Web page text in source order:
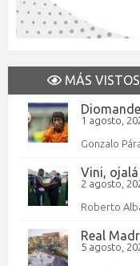
MÁS VISTOS
1 agosto,
Gonzalo
Vini,
2 agosto,
Roberto
Real
5 agosto,